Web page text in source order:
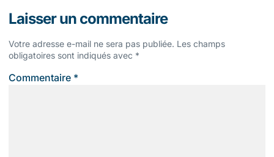
Laisser un commentaire
Votre adresse e-mail ne sera pas publiée. Les champs
obligatoires sont indiqués avec *
Commentaire *